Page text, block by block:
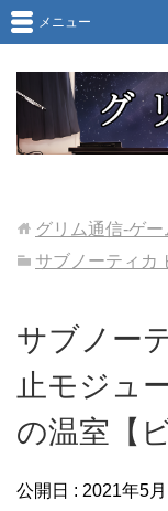
メニュー
グリム通信-ゲー
サブノーティカ
サブノー
止モジュ
の温室【
公開日 : 2021年5月